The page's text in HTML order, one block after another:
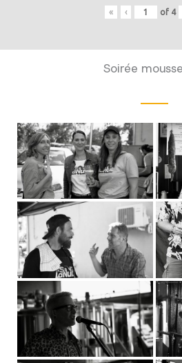
« ‹ of 4
Soirée